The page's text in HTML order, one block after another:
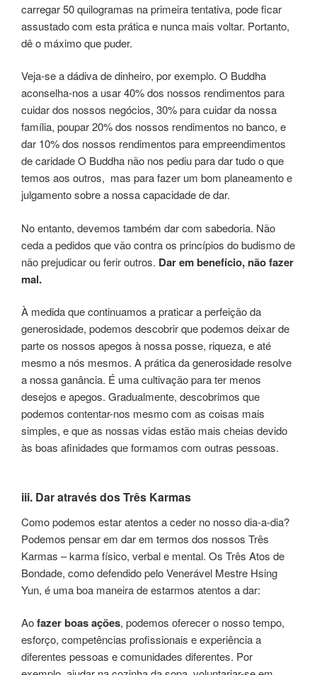
carregar 50 quilogramas na primeira tentativa, pode ficar
assustado com esta prática e nunca mais voltar. Portanto,
dê o máximo que puder.
Veja-se a dádiva de dinheiro, por exemplo. O Buddha
aconselha-nos a usar 40% dos nossos rendimentos para
cuidar dos nossos negócios, 30% para cuidar da nossa
família, poupar 20% dos nossos rendimentos no banco, e
dar 10% dos nossos rendimentos para empreendimentos
de caridade O Buddha não nos pediu para dar tudo o que
temos aos outros, mas para fazer um bom planeamento e
julgamento sobre a nossa capacidade de dar.
No entanto, devemos também dar com sabedoria. Não
ceda a pedidos que vão contra os princípios do budismo de
não prejudicar ou ferir outros. Dar em benefício, não fazer
mal.
À medida que continuamos a praticar a perfeição da
generosidade, podemos descobrir que podemos deixar de
parte os nossos apegos à nossa posse, riqueza, e até
mesmo a nós mesmos. A prática da generosidade resolve
a nossa ganância. É uma cultivação para ter menos
desejos e apegos. Gradualmente, descobrimos que
podemos contentar-nos mesmo com as coisas mais
simples, e que as nossas vidas estão mais cheias devido
às boas afinidades que formamos com outras pessoas.
iii. Dar através dos Três Karmas
Como podemos estar atentos a ceder no nosso dia-a-dia?
Podemos pensar em dar em termos dos nossos Três
Karmas – karma físico, verbal e mental. Os Três Atos de
Bondade, como defendido pelo Venerável Mestre Hsing
Yun, é uma boa maneira de estarmos atentos a dar:
Aofazer boas ações, podemos oferecer o nosso tempo,
esforço, competências profissionais e experiência a
diferentes pessoas e comunidades diferentes. Por